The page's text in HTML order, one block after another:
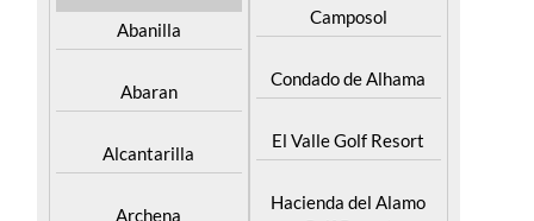
Abaran
Alcantarilla
Archena
Condado de Alhama
El Valle Golf Resort
Hacienda del Alamo